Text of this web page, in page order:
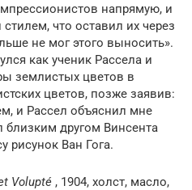
напрямую, и
что оставил их через
не мог этого выносить».
как ученик Рассела и
землистых цветов в
цветов, позже заявив:
и Рассел объяснил мне
близким другом Винсента
рисунок Ван Гога.
Volupté , 1904, холст, масло,